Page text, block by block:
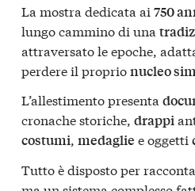
La mostra dedicata ai 750
lungo cammino di una
attraversato le epoche,
perdere il proprionucleo
L’allestimento presenta
cronache storiche, drappi
costumi, medaglie e oggetti
Tutto è disposto per